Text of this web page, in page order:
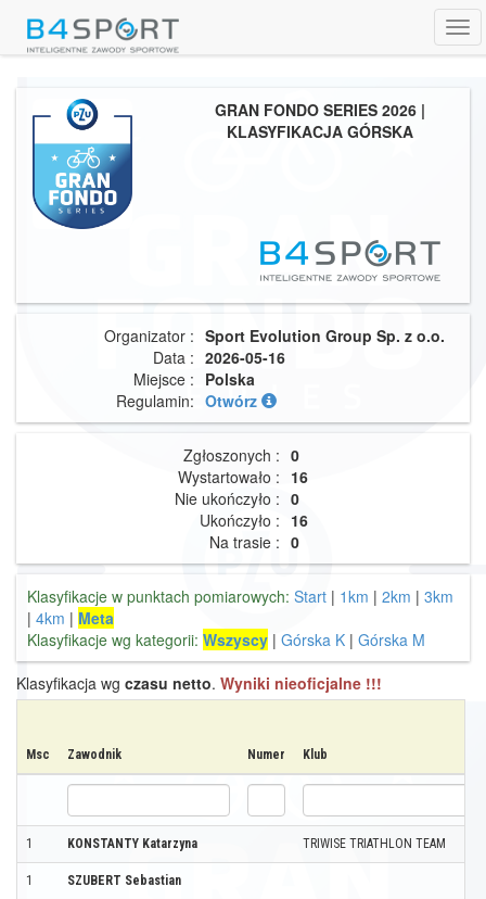
GRAN FONDO SERIES 2026 |
KLASYFIKACJA GÓRSKA
Organizator : Sport Evolution Group Sp. z o.o.
Data : 2026-05-16
Miejsce : Polska
Regulamin: Otwórz
Zgłoszonych : 0
Wystartowało : 16
Nie ukończyło : 0
Ukończyło : 16
Na trasie : 0
Klasyfikacje w punktach pomiarowych: Start | 1km | 2km | 3km
| 4km | Meta
Klasyfikacje wg kategorii: Wszyscy | Górska K | Górska M
Klasyfikacja wg czasu netto. Wyniki nieoficjalne !!!
Msc Zawodnik Numer Klub
1 KONSTANTY Katarzyna TRIWISE TRIATHLON TEAM
1 SZUBERT Sebastian